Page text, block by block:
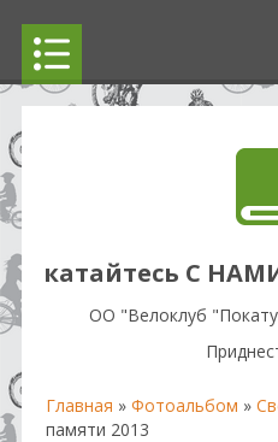
катайтесь С
OO "Велоклуб
Главная » Фотоальбом »
памяти 2013